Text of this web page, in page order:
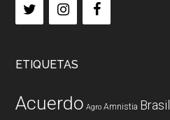
ETIQUETAS
Acuerdo Agro Amnistia Brasil